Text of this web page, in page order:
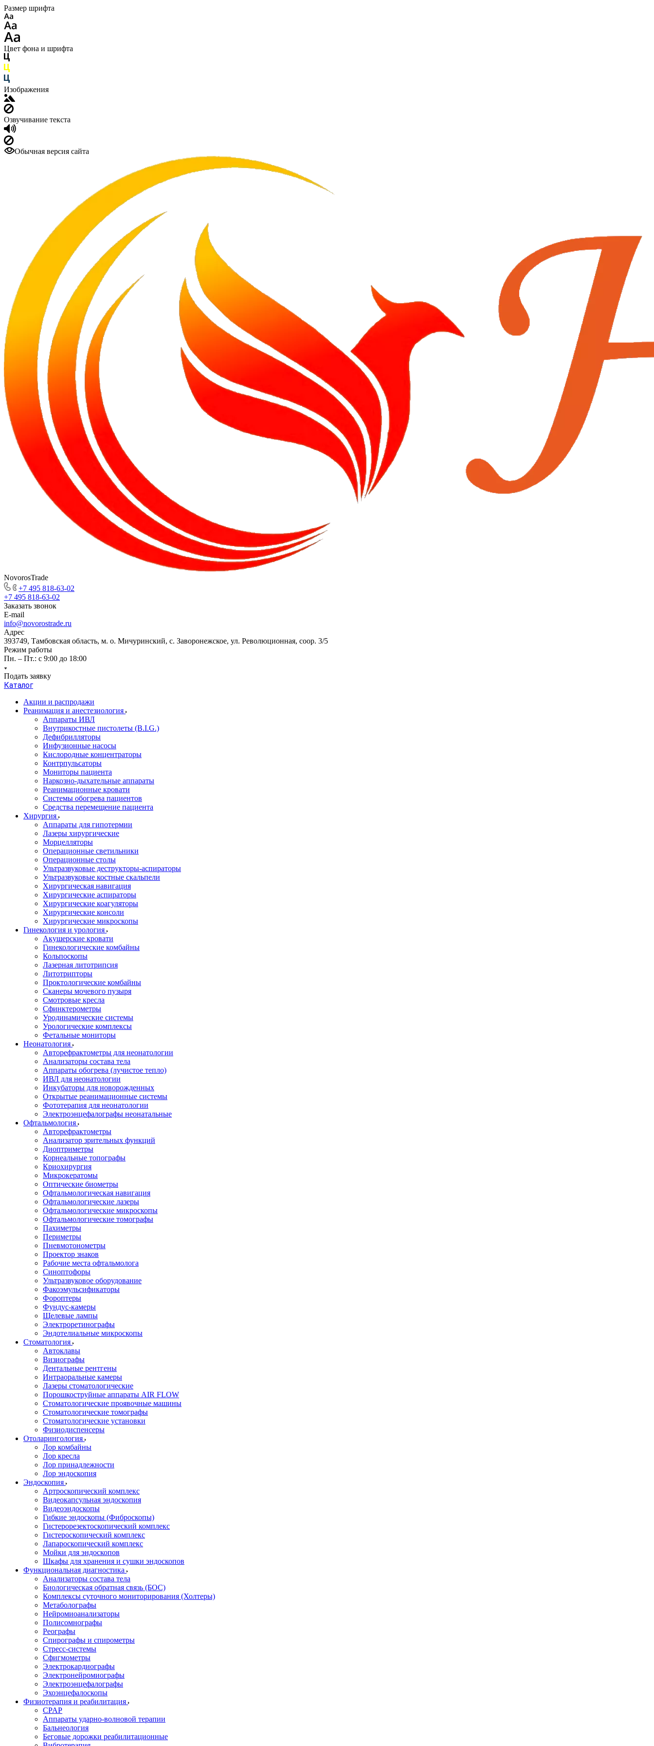
Размер шрифта
Цвет фона и шрифта
Изображения
Озвучивание текста
Обычная версия сайта
NovorosTrade
+7 495 818-63-02
+7 495 818-63-02
Заказать звонок
E-mail
info@novorostrade.ru
Адрес
393749, Тамбовская область, м. о. Мичуринский, с. Заворонежское, ул. Революционная, соор. 3/5
Режим работы
Пн. – Пт.: с 9:00 до 18:00
Подать заявку
Каталог
Акции и распродажи
Реанимация и анестезиология
Аппараты ИВЛ
Внутрикостные пистолеты (B.I.G.)
Дефибрилляторы
Инфузионные насосы
Кислородные концентраторы
Контрпульсаторы
Мониторы пациента
Наркозно-дыхательные аппараты
Реанимационные кровати
Системы обогрева пациентов
Средства перемещение пациента
Хирургия
Аппараты для гипотермии
Лазеры хирургические
Морцелляторы
Операционные светильники
Операционные столы
Ультразвуковые деструкторы-аспираторы
Ультразвуковые костные скальпели
Хирургическая навигация
Хирургические аспираторы
Хирургические коагуляторы
Хирургические консоли
Хирургические микроскопы
Гинекология и урология
Акушерские кровати
Гинекологические комбайны
Кольпоскопы
Лазерная литотрипсия
Литотрипторы
Проктологические комбайны
Сканеры мочевого пузыря
Смотровые кресла
Сфинктерометры
Уродинамические системы
Урологические комплексы
Фетальные мониторы
Неонатология
Авторефрактометры для неонатологии
Анализаторы состава тела
Аппараты обогрева (лучистое тепло)
ИВЛ для неонатологии
Инкубаторы для новорожденных
Открытые реанимационные системы
Фототерапия для неонатологии
Электроэнцефалографы неонатальные
Офтальмология
Авторефрактометры
Анализатор зрительных функций
Диоптриметры
Корнеальные топографы
Криохирургия
Микрокератомы
Оптические биометры
Офтальмологическая навигация
Офтальмологические лазеры
Офтальмологические микроскопы
Офтальмологические томографы
Пахиметры
Периметры
Пневмотонометры
Проектор знаков
Рабочие места офтальмолога
Синоптофоры
Ультразвуковое оборудование
Факоэмульсификаторы
Фороптеры
Фундус-камеры
Щелевые лампы
Электроретинографы
Эндотелиальные микроскопы
Стоматология
Автоклавы
Визиографы
Дентальные рентгены
Интраоральные камеры
Лазеры стоматологические
Порошкоструйные аппараты AIR FLOW
Стоматологические проявочные машины
Стоматологические томографы
Стоматологические установки
Физиодиспенсеры
Отоларингология
Лор комбайны
Лор кресла
Лор принадлежности
Лор эндоскопия
Эндоскопия
Артроскопический комплекс
Видеокапсульная эндоскопия
Видеоэндоскопы
Гибкие эндоскопы (Фиброcкопы)
Гистерорезектоскопический комплекс
Гистероскопический комплекс
Лапароскопический комплекс
Мойки для эндоскопов
Шкафы для хранения и сушки эндоскопов
Функциональная диагностика
Анализаторы состава тела
Биологическая обратная связь (БОС)
Комплексы суточного мониторирования (Холтеры)
Метаболографы
Нейромиоанализаторы
Полисомнографы
Реографы
Спирографы и спирометры
Стресс-системы
Сфигмометры
Электрокардиографы
Электронейромиографы
Электроэнцефалографы
Эхоэнцефалоскопы
Физиотерапия и реабилитация
CPAP
Аппараты ударно-волновой терапии
Бальнеология
Беговые дорожки реабилитационные